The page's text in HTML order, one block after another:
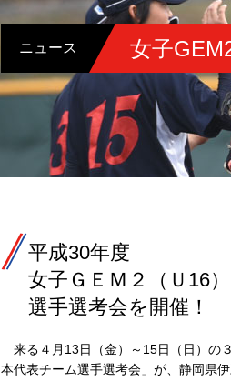
ニュース 女子
平成30年度
女子ＧＥＭ２（Ｕ16
選手選考会を開催！
来る４月13日（金）～15日（日）の
本代表チーム選手選考会」が、静岡県